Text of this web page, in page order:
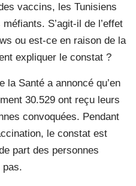
vaccins, les Tunisiens
S’agit-il de l’effet
ou est-ce en raison de la
expliquer le constat ?
la Santé a annoncé qu’en
30.529 ont reçu leurs
convoquées. Pendant
le constat est
part des personnes
pas.